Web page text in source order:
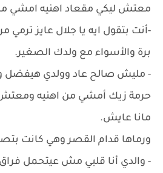
معتش ليكي مقعاد اهنيه امشي
-أنت بتقول ايه يا جلال عايز
برة والأسواء مع ولدك الصغير.
- مليش صالح عاد وولدي هيفضل
حرمة زيك أمشي من اهنيه
مانا عايش.
ورماها قدام القصر وهي كانت
- والدي أنا قلبي مش عيتحمل